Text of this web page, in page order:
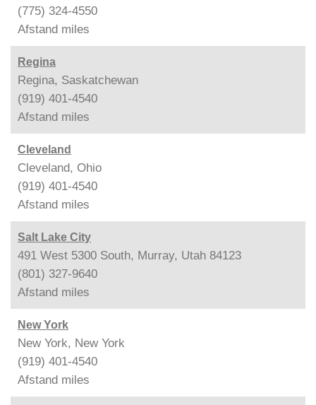
(775) 324-4550
Afstand miles
Regina
Regina, Saskatchewan
(919) 401-4540
Afstand miles
Cleveland
Cleveland, Ohio
(919) 401-4540
Afstand miles
Salt Lake City
491 West 5300 South, Murray, Utah 84123
(801) 327-9640
Afstand miles
New York
New York, New York
(919) 401-4540
Afstand miles